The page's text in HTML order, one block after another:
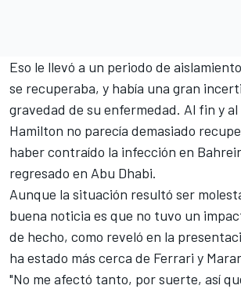
Eso le llevó a un periodo de
se recuperaba, y había una gran
gravedad de su enfermedad. Al fin y al
Hamilton no parecía demasiado
haber contraído la infección en
regresado en Abu Dhabi.
Aunque la situación resultó ser
buena noticia es que no tuvo un
de hecho, como reveló en la
ha estado más cerca de Ferrari y
"No me afectó tanto, por suerte, así